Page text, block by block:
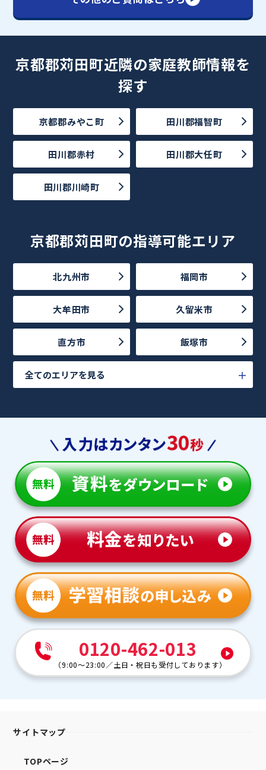
京都郡苅田町近隣の家庭教師情報を
探す
京都郡みやこ町 田川郡福智町
田川郡赤村 田川郡大任町
田川郡川崎町
京都郡苅田町の指導可能エリア
北九州市 福岡市
大牟田市 久留米市
直方市 飯塚市
全てのエリアを見る
0120-462-013
（9:00～23:00 ／土日・祝日も受付しております）
サイトマップ
TOPページ